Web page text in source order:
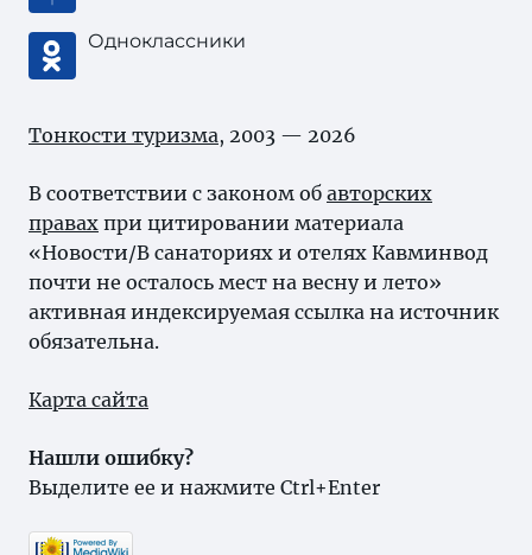
Одноклассники
Тонкости туризма, 2003 — 2026
В соответствии с законом об авторских
правах при цитировании материала
«Новости/В санаториях и отелях Кавминвод
почти не осталось мест на весну и лето»
активная индексируемая ссылка на источник
обязательна.
Карта сайта
Нашли ошибку?
Выделите ее и нажмите Ctrl+Enter